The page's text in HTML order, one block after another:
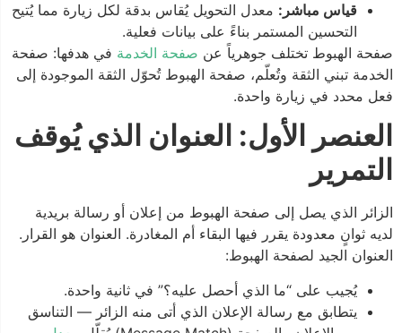
قياس مباشر: معدل التحويل يُقاس بدقة لكل زيارة مما يُتيح
التحسين المستمر بناءً على بيانات فعلية.
صفحة الهبوط تختلف جوهرياً عن صفحة الخدمةفي هدفها: صفحة
الخدمة تبني الثقة وتُعلّم، صفحة الهبوط تُحوّل الثقة الموجودة إلى
فعل محدد في زيارة واحدة.
العنصر الأول: العنوان الذي يُوقف
التمرير
الزائر الذي يصل إلى صفحة الهبوط من إعلان أو رسالة بريدية
لديه ثوانٍ معدودة يقرر فيها البقاء أم المغادرة. العنوان هو القرار.
العنوان الجيد لصفحة الهبوط:
يُجيب على “ما الذي أحصل عليه؟” في ثانية واحدة.
يتطابق مع رسالة الإعلان الذي أتى منه الزائر — التناسق